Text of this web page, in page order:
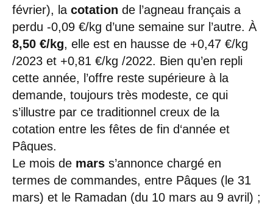
février), la cotation de l’agneau français a
perdu -0,09 €/kg d’une semaine sur l’autre. À
8,50 €/kg, elle est en hausse de +0,47 €/kg
/2023 et +0,81 €/kg /2022. Bien qu’en repli
cette année, l’offre reste supérieure à la
demande, toujours très modeste, ce qui
s’illustre par ce traditionnel creux de la
cotation entre les fêtes de fin d‘année et
Pâques.
Le mois de mars s’annonce chargé en
termes de commandes, entre Pâques (le 31
mars) et le Ramadan (du 10 mars au 9 avril) ;